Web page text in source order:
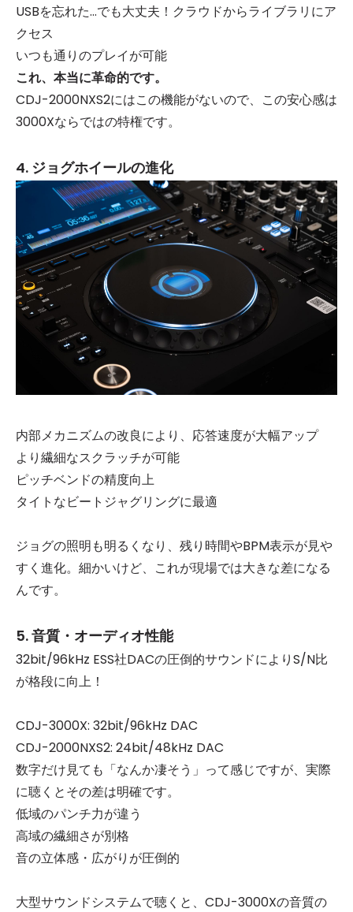
USBを忘れた...でも大丈夫！クラウドからライブラリにア
クセス
いつも通りのプレイが可能
これ、本当に革命的です。
CDJ-2000NXS2にはこの機能がないので、この安心感は
3000Xならではの特権です。
4. ジョグホイールの進化
内部メカニズムの改良により、応答速度が大幅アップ
より繊細なスクラッチが可能
ピッチベンドの精度向上
タイトなビートジャグリングに最適
ジョグの照明も明るくなり、残り時間やBPM表示が見や
すく進化。細かいけど、これが現場では大きな差になる
んです。
5. 音質・オーディオ性能
32bit/96kHz ESS社DACの圧倒的サウンドによりS/N比
が格段に向上！
CDJ-3000X: 32bit/96kHz DAC
CDJ-2000NXS2: 24bit/48kHz DAC
数字だけ見ても「なんか凄そう」って感じですが、実際
に聴くとその差は明確です。
低域のパンチ力が違う
高域の繊細さが別格
音の立体感・広がりが圧倒的
大型サウンドシステムで聴くと、CDJ-3000Xの音質の